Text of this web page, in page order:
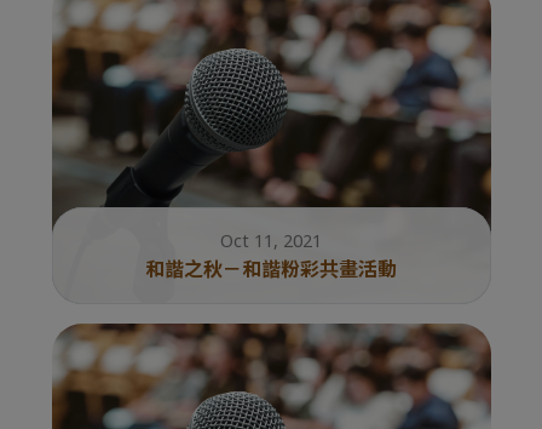
Oct 11, 2021
和諧之秋－和諧粉彩共畫活動